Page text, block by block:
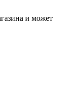
и может